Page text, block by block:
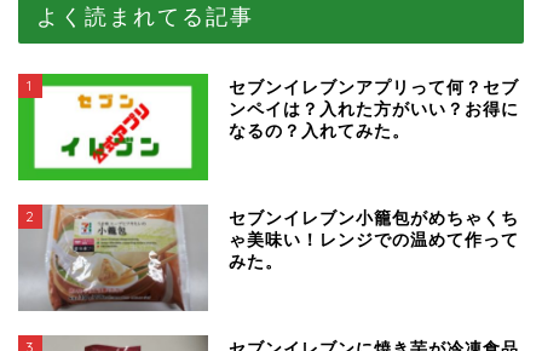
よく読まれてる記事
1
セブンイレブンアプリって何？セブ
ンペイは？入れた方がいい？お得に
なるの？入れてみた。
2
セブンイレブン小籠包がめちゃくち
ゃ美味い！レンジでの温めて作って
みた。
3